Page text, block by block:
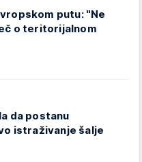
putu: "Ne
o teritorijalnom
da postanu
istraživanje šalje